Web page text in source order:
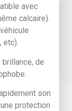
avec
calcaire).
etc).
de
son
protection